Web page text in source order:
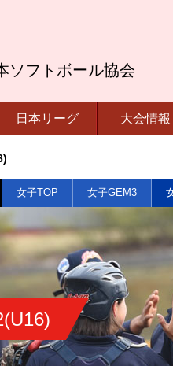
ソフトボール協会
日本リーグ 大会情報
女子TOP 女子GEM3